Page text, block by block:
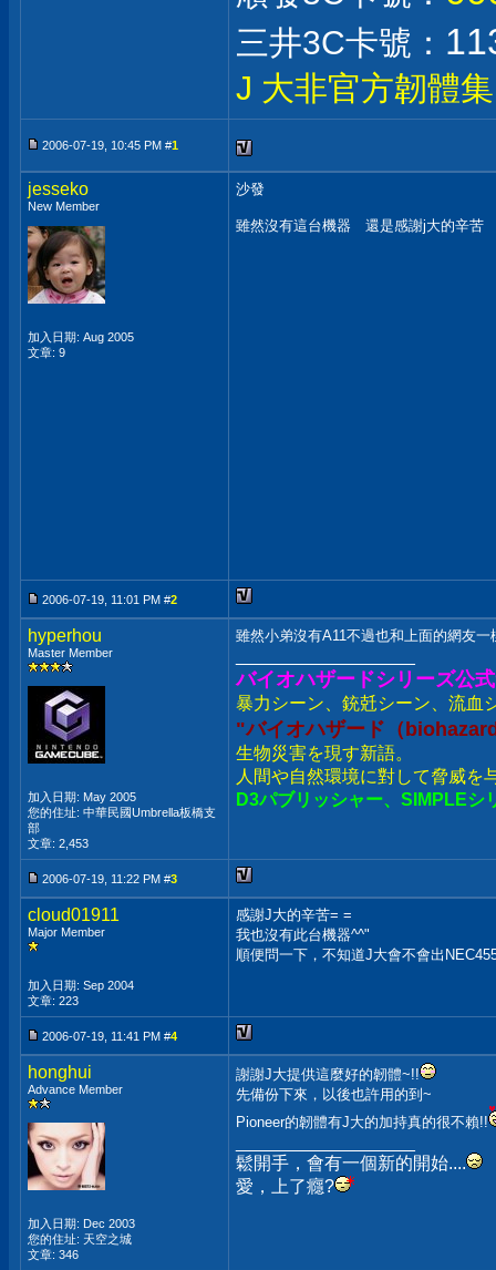
三井3C卡號：
J 大非官方韌體集
2006-07-19, 10:45 PM #1
jesseko
New Member
加入日期: Aug 2005
文章: 9
沙發
雖然沒有這台機器 還是感謝j大的辛苦
2006-07-19, 11:01 PM #2
hyperhou
Master Member
加入日期: May 2005
您的住址: 中華民國Umbrella板橋支
部
文章: 2,453
雖然小弟沒有A11不過也和上面的網友
バイオハザードシリーズ公
暴力シーン、銃兛シーン、流血
"バイオハザード（
生物災害を現す新語。
人間や自然環境に對して脅威を
D3パブリッシャー、SIMPLEシ
2006-07-19, 11:22 PM #3
cloud01911
Major Member
加入日期: Sep 2004
文章: 223
感謝J大的辛苦= =
我也沒有此台機器^^"
順便問一下，不知道J大會不會出
2006-07-19, 11:41 PM #4
honghui
Advance Member
加入日期: Dec 2003
您的住址: 天空之城
文章: 346
謝謝J大提供這麼好的韌體~!!
先備份下來，以後也許用的到~
Pioneer的韌體有J大的加持真的很不賴!!
鬆開手，會有一個新的開始....
愛，上了癮?